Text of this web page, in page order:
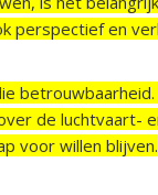
perspectief en
de luchtvaart-
voor willen blijven.